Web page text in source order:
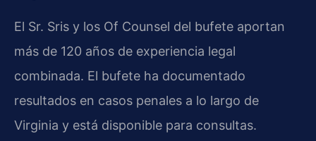
El Sr. Sris y los Of Counsel del bufete aportan
más de 120 años de experiencia legal
combinada. El bufete ha documentado
resultados en casos penales a lo largo de
Virginia y está disponible para consultas.